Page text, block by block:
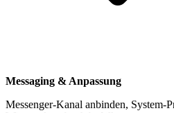
Messaging & Anpassung
Messenger-Kanal anbinden, System-